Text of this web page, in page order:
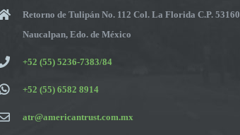
Retorno de Tulipán No. 112 Col. La Florida C.P. 53160
Naucalpan, Edo. de México
+52 (55) 5236-7383/84
+52 (55) 6582 8914
atr@americantrust.com.mx